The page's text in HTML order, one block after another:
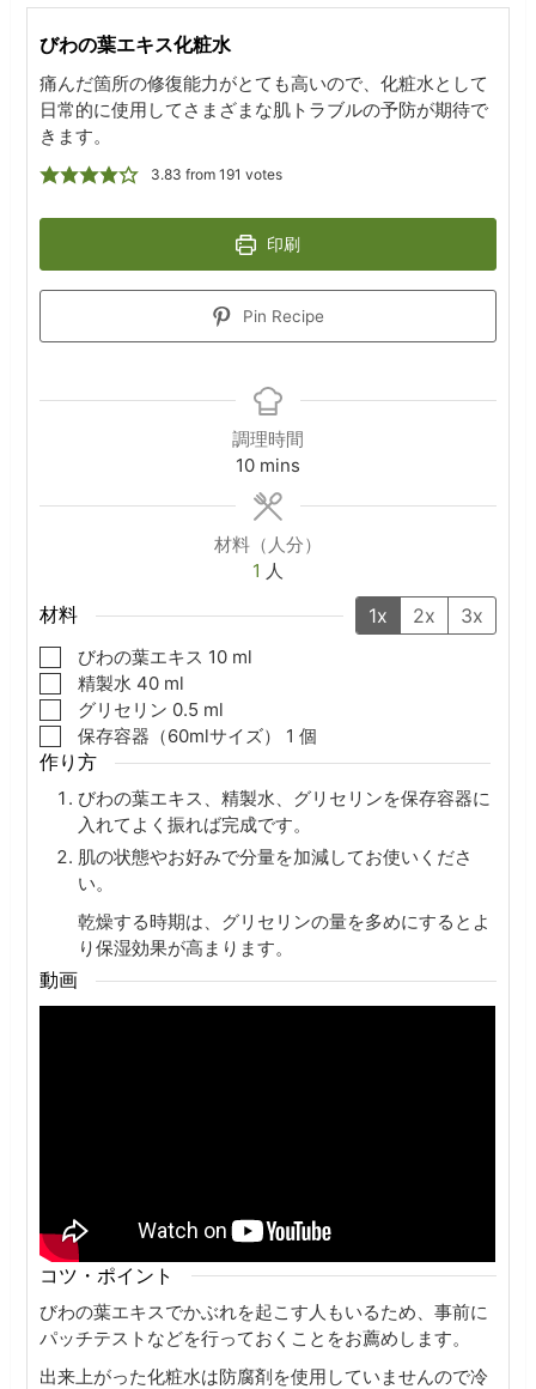
びわの葉エキス化粧水
痛んだ箇所の修復能力がとても高いので、化粧水として
日常的に使用してさまざまな肌トラブルの予防が期待で
きます。
3.83 from 191 votes
印刷
Pin Recipe
調理時間
10minutes
mins
材料（人分）
1 人
材料 1x 2x 3x
▢
びわの葉エキス 10 ml
▢
精製水 40 ml
▢
グリセリン 0.5 ml
▢
保存容器（60mlサイズ） 1 個
作り方
びわの葉エキス、精製水、グリセリンを保存容器に
入れてよく振れば完成です。
肌の状態やお好みで分量を加減してお使いくださ
い。
乾燥する時期は、グリセリンの量を多めにするとよ
り保湿効果が高まります。
動画
コツ・ポイント
びわの葉エキスでかぶれを起こす人もいるため、事前に
パッチテストなどを行っておくことをお薦めします。
出来上がった化粧水は防腐剤を使用していませんので冷